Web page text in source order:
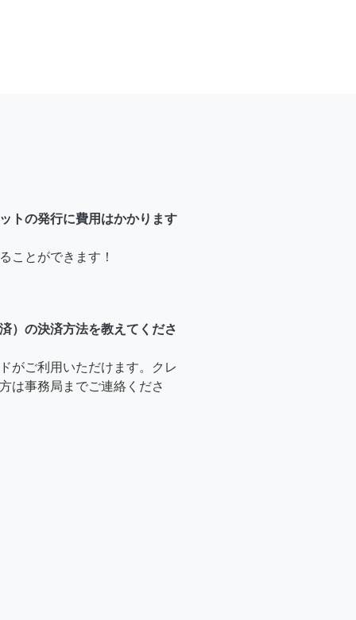
トの発行に費用はかかります
ことができます！
）の決済方法を教えてくださ
がご利用いただけます。クレ
は事務局までご連絡くださ